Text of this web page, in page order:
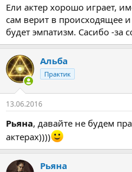
Ели актер хорошо играет,
сам верит в происходящее
будет эмпатизм. Сасибо -за
Альба
Практик
13.06.2016
Рьяна, давайте не будем
актерах))))
Рьяна